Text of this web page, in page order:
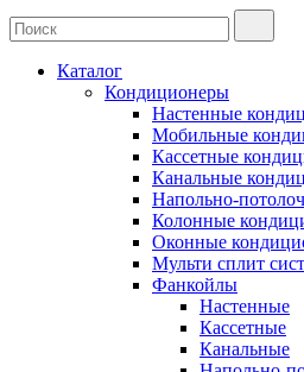
Каталог
Кондиционеры
Настенные
Мобильные
Кассетные
Канальные
Напольно-
Колонные
Оконные
Мульти сплит
Фанкойлы
Настенные
Кассетные
Канальные